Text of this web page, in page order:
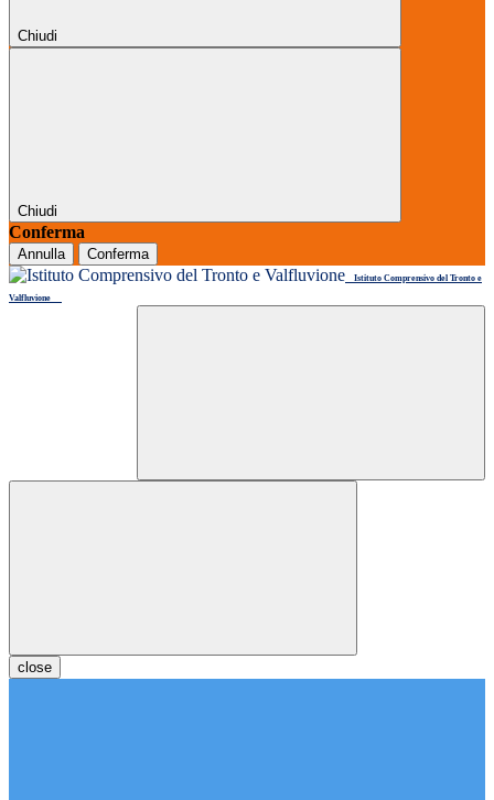
Chiudi
Chiudi
Conferma
Annulla Conferma
Istituto Comprensivo del Tronto e
Valfluvione
close